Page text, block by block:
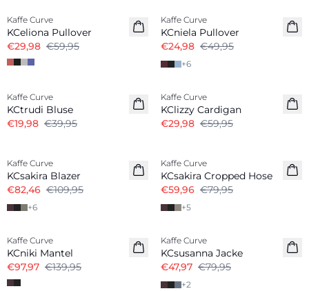
Kaffe Curve
KCeliona Pullover
€29,98 €59,95
Kaffe Curve
KCniela Pullover
€24,98 €49,95
+6
Kaffe Curve
KCtrudi Bluse
€19,98 €39,95
Kaffe Curve
KClizzy Cardigan
€29,98 €59,95
Kaffe Curve
KCsakira Blazer
€82,46 €109,95
+6
Kaffe Curve
KCsakira Cropped Hose
€59,96 €79,95
+5
Kaffe Curve
KCniki Mantel
€97,97 €139,95
Kaffe Curve
KCsusanna Jacke
€47,97 €79,95
+2